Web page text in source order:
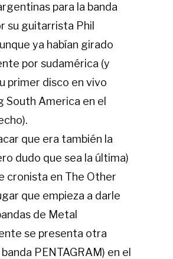
para la banda
su guitarrista Phil
ya habían girado
por sudamérica (y
primer disco en vivo
South America en el
que era también la
dudo que sea la última)
cronista en The Other
que empieza a darle
de Metal
se presenta otra
PENTAGRAM) en el